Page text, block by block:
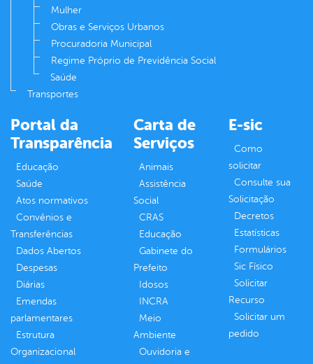
Mulher
Obras e Serviços Urbanos
Procuradoria Municipal
Regime Próprio de Previdência Social
Saúde
Transportes
Portal da
Transparência
Educação
Saúde
Atos normativos
Convênios e
Transferências
Dados Abertos
Despesas
Diárias
Emendas
parlamentares
Estrutura
Organizacional
Carta de
Serviços
Animais
Assistência
Social
CRAS
Educação
Gabinete do
Prefeito
Idosos
INCRA
Meio
Ambiente
Ouvidoria e
E-sic
Como
solicitar
Consulte sua
Solicitação
Decretos
Estatísticas
Formulários
Sic Físico
Solicitar
Recurso
Solicitar um
pedido